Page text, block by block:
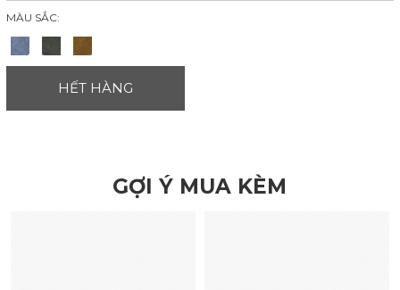
MÀU SẮC:
HẾT HÀNG
GỢI Ý MUA KÈM